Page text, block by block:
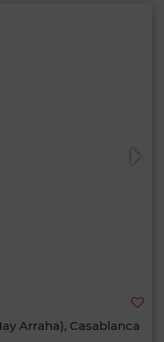
Arraha), Casablanca